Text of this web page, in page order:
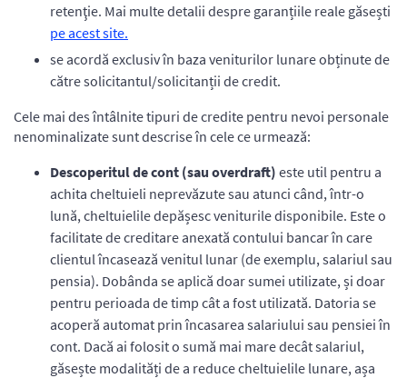
retenţie. Mai multe detalii despre garanțiile reale găsești
pe acest site.
se acordă exclusiv în baza veniturilor lunare obținute de
către solicitantul/solicitanții de credit.
Cele mai des întâlnite tipuri de credite pentru nevoi personale
nenominalizate sunt descrise în cele ce urmează:
Descoperitul de cont (sau overdraft) este util pentru a
achita cheltuieli neprevăzute sau atunci când, într-o
lună, cheltuielile depășesc veniturile disponibile. Este o
facilitate de creditare anexată contului bancar în care
clientul încasează venitul lunar (de exemplu, salariul sau
pensia). Dobânda se aplică doar sumei utilizate, și doar
pentru perioada de timp cât a fost utilizată. Datoria se
acoperă automat prin încasarea salariului sau pensiei în
cont. Dacă ai folosit o sumă mai mare decât salariul,
găsește modalități de a reduce cheltuielile lunare, așa